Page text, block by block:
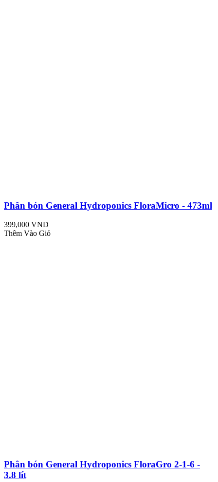
Phân bón General Hydroponics FloraMicro - 473ml
399,000 VND
Thêm Vào Giỏ
Phân bón General Hydroponics FloraGro 2-1-6 -
3.8 lít